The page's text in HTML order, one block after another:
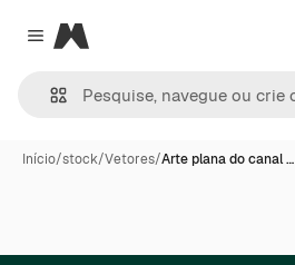
Close menu
Magnific
Início/stock/Vetores/Arte plana do canal …